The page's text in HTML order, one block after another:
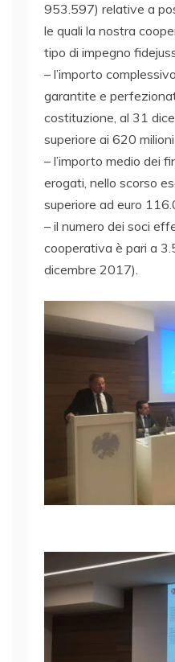
953.597) relative a
le quali la nostra
tipo di impegno
– l’importo
garantite e
costituzione, al 31
superiore ai 620
– l’importo medio dei
erogati, nello scorso
superiore ad euro
– il numero dei soci
cooperativa è pari a
dicembre 2017).